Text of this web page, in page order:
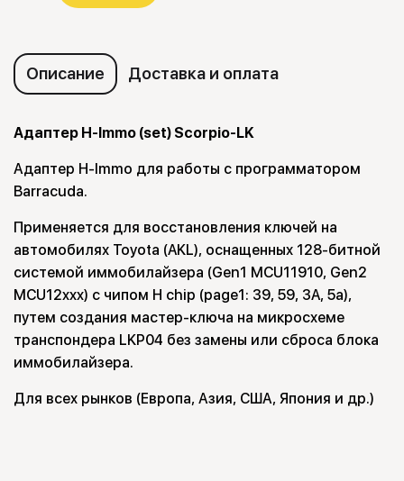
Описание Доставка и оплата
Адаптер H-Immo (set) Scorpio-LK
Адаптер H-Immo для работы с программатором
Barracuda.
Применяется для восстановления ключей на
автомобилях Toyota (AKL), оснащенных 128-битной
системой иммобилайзера (Gen1 MCU11910, Gen2
MCU12xxx) с чипом H chip (page1: 39, 59, 3A, 5a),
путем создания мастер-ключа на микросхеме
транспондера LKP04 без замены или сброса блока
иммобилайзера.
Для всех рынков (Европа, Азия, США, Япония и др.)